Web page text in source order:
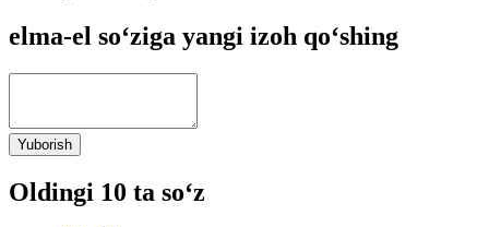
elma-el so‘ziga yangi izoh qo‘shing
Yuborish
Oldingi 10 ta so‘z